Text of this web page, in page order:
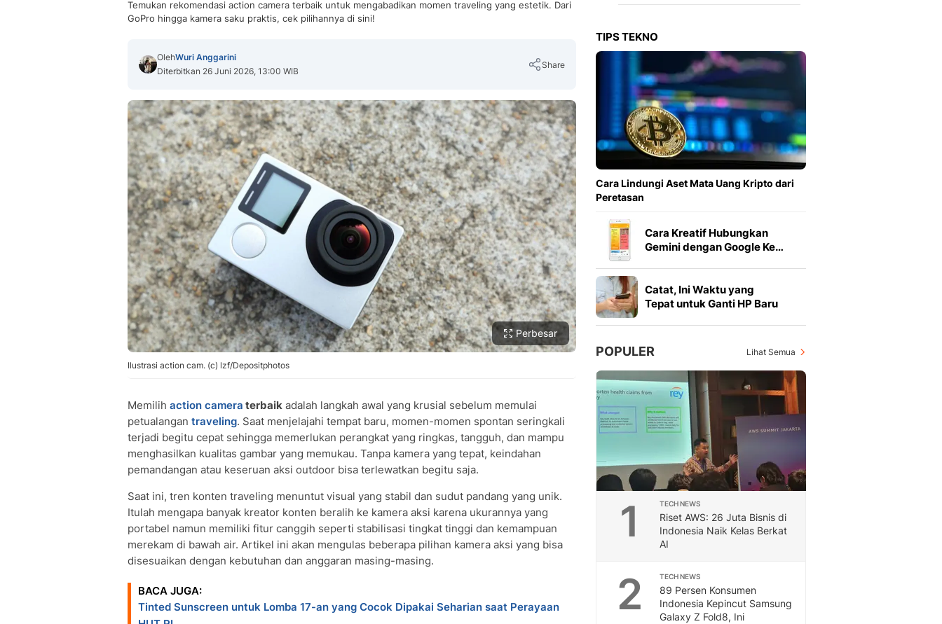
Temukan rekomendasi action camera terbaik untuk mengabadikan momen traveling yang estetik. Dari
GoPro hingga kamera saku praktis, cek pilihannya di sini!
OlehWuri Anggarini
Diterbitkan 26 Juni 2026, 13:00 WIB
Share
Copy Link
Perbesar
Ilustrasi action cam. (c) lzf/Depositphotos
Memilih action camera terbaik adalah langkah awal yang krusial sebelum memulai
petualangan traveling. Saat menjelajahi tempat baru, momen-momen spontan seringkali
terjadi begitu cepat sehingga memerlukan perangkat yang ringkas, tangguh, dan mampu
menghasilkan kualitas gambar yang memukau. Tanpa kamera yang tepat, keindahan
pemandangan atau keseruan aksi outdoor bisa terlewatkan begitu saja.
Saat ini, tren konten traveling menuntut visual yang stabil dan sudut pandang yang unik.
Itulah mengapa banyak kreator konten beralih ke kamera aksi karena ukurannya yang
portabel namun memiliki fitur canggih seperti stabilisasi tingkat tinggi dan kemampuan
merekam di bawah air. Artikel ini akan mengulas beberapa pilihan kamera aksi yang bisa
disesuaikan dengan kebutuhan dan anggaran masing-masing.
BACA JUGA:
Tinted Sunscreen untuk Lomba 17-an yang Cocok Dipakai Seharian saat Perayaan
TIPS TEKNO
Cara Lindungi Aset Mata Uang Kripto dari
Peretasan
Cara Kreatif Hubungkan
Gemini dengan Google Ke…
Catat, Ini Waktu yang
Tepat untuk Ganti HP Baru
POPULER Lihat Semua
1 TECH NEWS
Riset AWS: 26 Juta Bisnis di
Indonesia Naik Kelas Berkat
AI
2 TECH NEWS
89 Persen Konsumen
Indonesia Kepincut Samsung
Galaxy Z Fold8, Ini